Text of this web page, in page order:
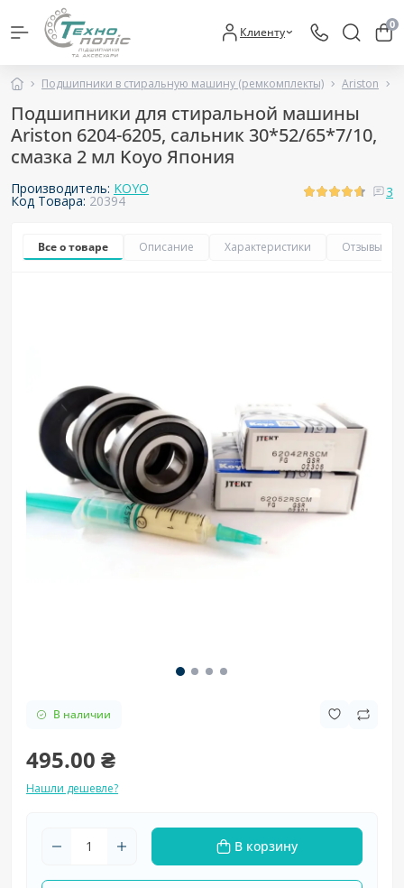
Клиенту 0
Подшипники в стиральную машину (ремкомплекты) Ariston
Подшипники для стиральной машины
Ariston 6204-6205, сальник 30*52/65*7/10,
смазка 2 мл Koyo Япония
Производитель: KOYO
Код Товара: 20394
3
Все о товаре Описание Характеристики Отзывы
В наличии
495.00 ₴
Нашли дешевле?
В корзину